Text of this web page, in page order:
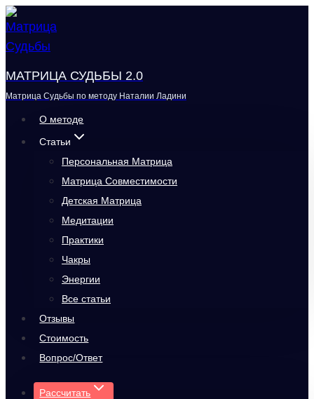
Перейти
к
содержимому
МАТРИЦА СУДЬБЫ 2.0
Матрица Судьбы по методу Наталии Ладини
О методе
Статьи
Персональная Матрица
Матрица Совместимости
Детская Матрица
Медитации
Практики
Чакры
Энергии
Все статьи
Отзывы
Стоимость
Вопрос/Ответ
Рассчитать